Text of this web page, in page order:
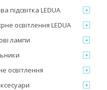
підсвітка LEDUA
освітлення LEDUA
лампи
освітлення